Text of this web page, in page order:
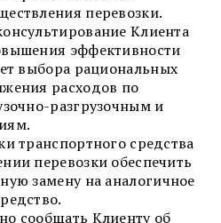
перевозки.
Клиента
эффективности
выбора рациональных
расходов по
разгрузочным и
транспортного средства
перевозки обеспечить
замену на аналогичное
сообщать Клиенту об